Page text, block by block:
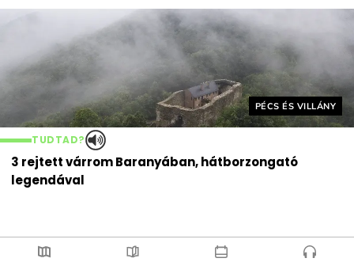
Helyszín címkék:
PÉCS ÉS VILLÁNY
TUDTAD?
3 rejtett várrom Baranyában, hátborzongató
legendával